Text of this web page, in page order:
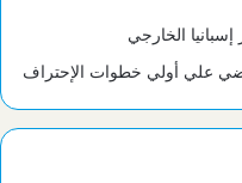
الخارجي